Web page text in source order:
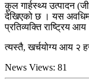
कुल गार्हस्थ्य उत्पादन
देखिएको छ । यस
प्रतिव्यक्ति राष्ट्रिय
त्यस्तै, खर्चयोग्य आय २
News Views: 81